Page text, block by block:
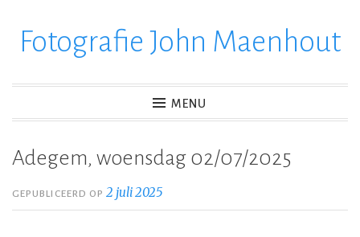
verderFotografie John Maenhout
MENU
Adegem, woensdag 02/07/2025
GEPUBLICEERD OP2 juli 2025